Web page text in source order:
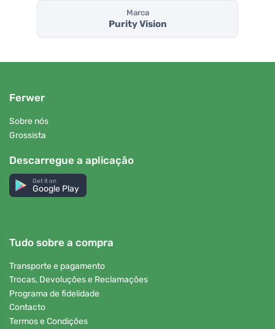
Marca
Purity Vision
Ferwer
Sobre nós
Grossista
Descarregue a aplicação
Get it on
Google Play
Tudo sobre a compra
Transporte e pagamento
Trocas, Devoluções e Reclamações
Programa de fidelidade
Contacto
Termos e Condições